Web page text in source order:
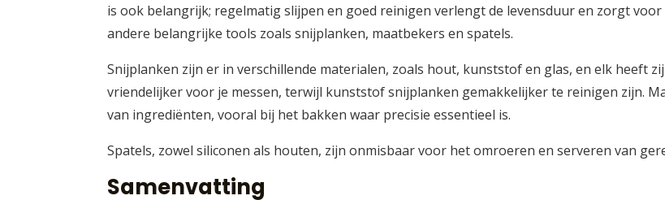
is ook belangrijk; regelmatig slijpen en goed reinigen verlengt de levensduur en zorgt
andere belangrijke tools zoals snijplanken, maatbekers en spatels.
Snijplanken zijn er in verschillende materialen, zoals hout, kunststof en glas, en elk heeft
vriendelijker voor je messen, terwijl kunststof snijplanken gemakkelijker te reinigen zijn.
van ingrediënten, vooral bij het bakken waar precisie essentieel is.
Spatels, zowel siliconen als houten, zijn onmisbaar voor het omroeren en serveren van
Samenvatting